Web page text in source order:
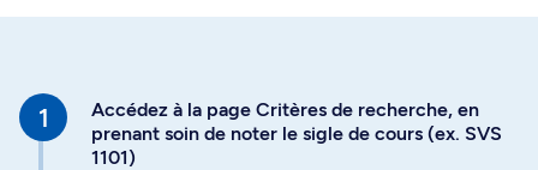
Accédez à la page Critères de recherche, en
prenant soin de noter le sigle de cours (ex. SVS
1101)